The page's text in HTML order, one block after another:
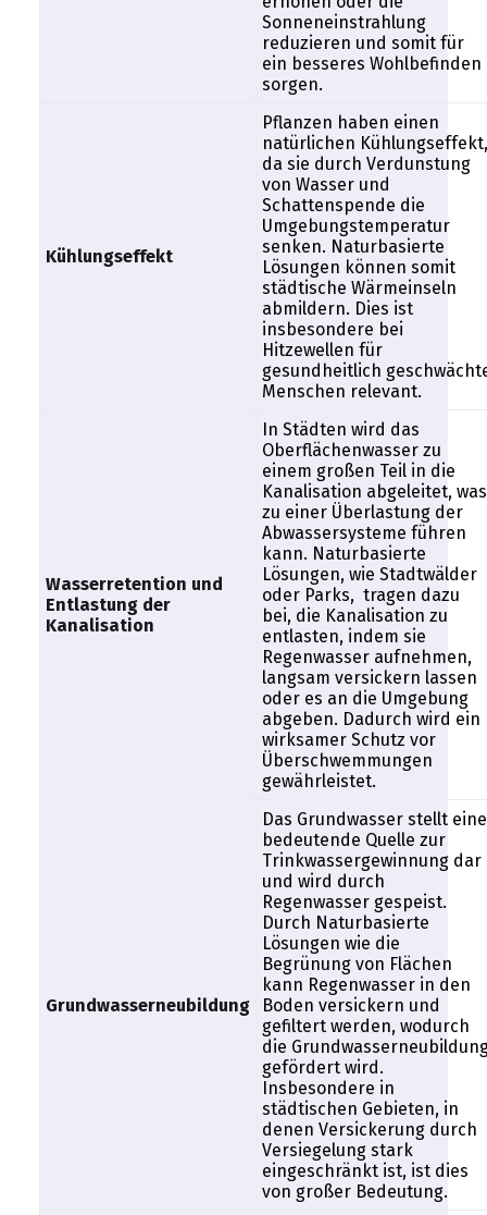
Sonneneinstrahlung
reduzieren und somit für
ein besseres Wohlbefinden
sorgen.
Kühlungseffekt
Pflanzen haben einen
natürlichen Kühlungseffekt,
da sie durch Verdunstung
von Wasser und
Schattenspende die
Umgebungstemperatur
senken. Naturbasierte
Lösungen können somit
städtische Wärmeinseln
abmildern. Dies ist
insbesondere bei
Hitzewellen für
gesundheitlich
Menschen relevant.
Wasserretention und
Entlastung der
Kanalisation
In Städten wird das
Oberflächenwasser zu
einem großen Teil in die
Kanalisation abgeleitet, was
zu einer Überlastung der
Abwassersysteme führen
kann. Naturbasierte
Lösungen, wie Stadtwälder
oder Parks, tragen dazu
bei, die Kanalisation zu
entlasten, indem sie
Regenwasser aufnehmen,
langsam versickern lassen
oder es an die Umgebung
abgeben. Dadurch wird ein
wirksamer Schutz vor
Überschwemmungen
gewährleistet.
Grundwasserneubildung
Das Grundwasser stellt eine
bedeutende Quelle zur
Trinkwassergewinnung dar
und wird durch
Regenwasser gespeist.
Durch Naturbasierte
Lösungen wie die
Begrünung von Flächen
kann Regenwasser in den
Boden versickern und
gefiltert werden, wodurch
die
gefördert wird.
Insbesondere in
städtischen Gebieten, in
denen Versickerung durch
Versiegelung stark
eingeschränkt ist, ist dies
von großer Bedeutung.